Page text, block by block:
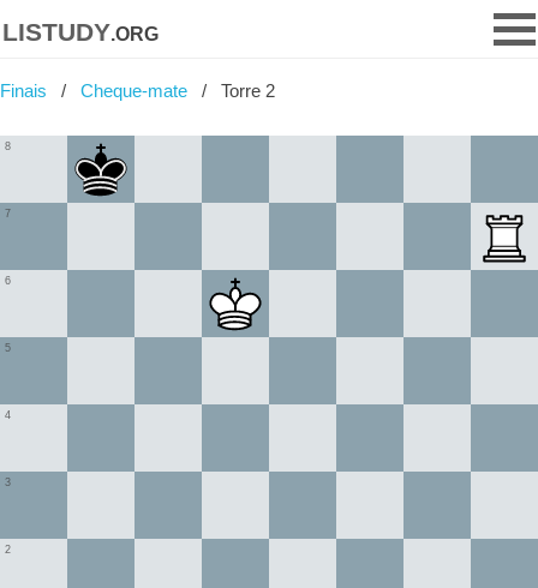
listudy.org
Finais Cheque-mate Torre 2
2
3
4
5
6
7
8